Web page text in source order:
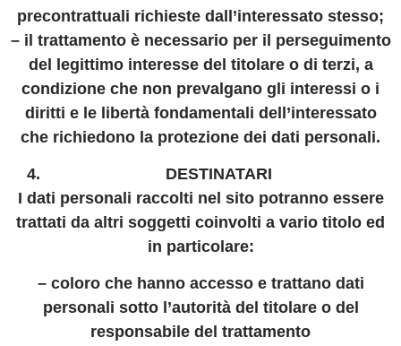
precontrattuali richieste dall’interessato stesso;
– il trattamento è necessario per il perseguimento
del legittimo interesse del titolare o di terzi, a
condizione che non prevalgano gli interessi o i
diritti e le libertà fondamentali dell’interessato
che richiedono la protezione dei dati personali.
DESTINATARI
I dati personali raccolti nel sito potranno essere
trattati da altri soggetti coinvolti a vario titolo ed
in particolare:
– coloro che hanno accesso e trattano dati
personali sotto l’autorità del titolare o del
responsabile del trattamento